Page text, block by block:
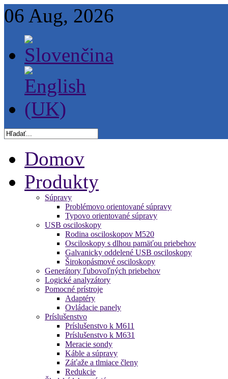
06 Aug, 2026
Domov
Produkty
Súpravy
Problémovo orientované súpravy
Typovo orientované súpravy
USB osciloskopy
Rodina osciloskopov M520
Osciloskopy s dlhou pamäťou priebehov
Galvanicky oddelené USB osciloskopy
Širokopásmové osciloskopy
Generátory ľubovoľných priebehov
Logické analyzátory
Pomocné prístroje
Adaptéry
Ovládacie panely
Príslušenstvo
Príslušenstvo k M611
Príslušenstvo k M631
Meracie sondy
Káble a súpravy
Záťaže a tlmiace členy
Redukcie